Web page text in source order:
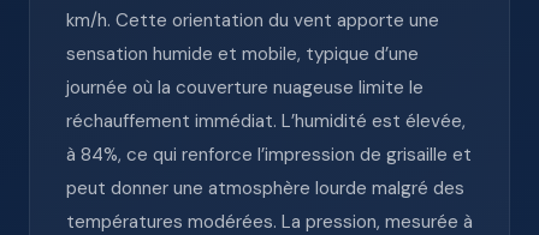
km/h. Cette orientation du vent apporte une
sensation humide et mobile, typique d’une
journée où la couverture nuageuse limite le
réchauffement immédiat. L’humidité est élevée,
à 84%, ce qui renforce l’impression de grisaille et
peut donner une atmosphère lourde malgré des
températures modérées. La pression, mesurée à